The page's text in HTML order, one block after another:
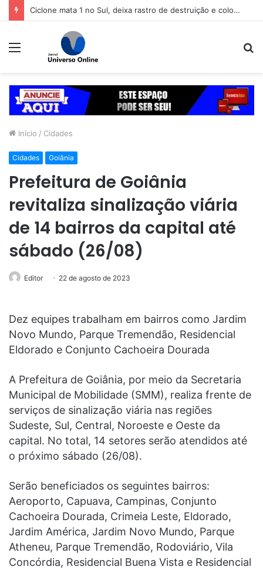
Ciclone mata 1 no Sul, deixa rastro de destruição e coloca 11 estados em alerta
Menu
Início / Cidades
Cidades Goiânia
Prefeitura de Goiânia
revitaliza sinalização viária
de 14 bairros da capital até
sábado (26/08)
Editor 22 de agosto de 2023
Dez equipes trabalham em bairros como Jardim
Novo Mundo, Parque Tremendão, Residencial
Eldorado e Conjunto Cachoeira Dourada
A Prefeitura de Goiânia, por meio da Secretaria
Municipal de Mobilidade (SMM), realiza frente de
serviços de sinalização viária nas regiões
Sudeste, Sul, Central, Noroeste e Oeste da
capital. No total, 14 setores serão atendidos até
o próximo sábado (26/08).
Serão beneficiados os seguintes bairros:
Aeroporto, Capuava, Campinas, Conjunto
Cachoeira Dourada, Crimeia Leste, Eldorado,
Jardim América, Jardim Novo Mundo, Parque
Atheneu, Parque Tremendão, Rodoviário, Vila
Concórdia, Residencial Buena Vista e Residencial